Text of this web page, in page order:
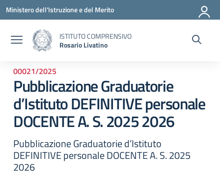
Vai ai contenuti
Vai al menu di navigazione
Vai al footer
Ministero dell'Istruzione e del Merito
ISTITUTO COMPRENSIVO
Rosario Livatino
00021/2025
Pubblicazione Graduatorie
d’Istituto DEFINITIVE personale
DOCENTE A. S. 2025 2026
Pubblicazione Graduatorie d’Istituto
DEFINITIVE personale DOCENTE A. S. 2025
2026